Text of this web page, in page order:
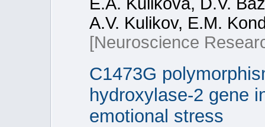
A.V. Kulikov, E.M.
[Neuroscience
C1473G
hydroxylase-2 gene
emotional stress